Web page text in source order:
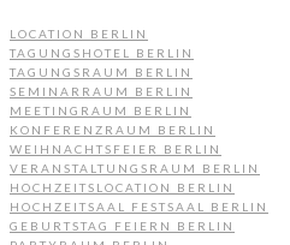
LOCATION BERLIN
TAGUNGSHOTEL BERLIN
TAGUNGSRAUM BERLIN
SEMINARRAUM BERLIN
MEETINGRAUM BERLIN
KONFERENZRAUM BERLIN
WEIHNACHTSFEIER BERLIN
VERANSTALTUNGSRAUM BERLIN
HOCHZEITSLOCATION BERLIN
HOCHZEITSAAL FESTSAAL BERLIN
GEBURTSTAG FEIERN BERLIN